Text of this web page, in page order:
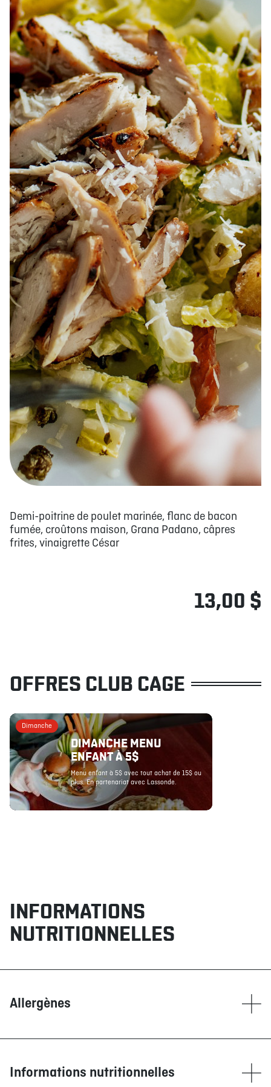
À PROPOS EMPLOIS EN ÉPICERIE BOUTIQUE
TRAITEUR ÉVÉNEMENTIEL NOUS JOINDRE
DONNER VOTRE OPINION
Demi-poitrine de poulet marinée, flanc de bacon
fumée, croûtons maison, Grana Padano, câpres
frites, vinaigrette César
13,00 $
OFFRES CLUB CAGE
Dimanche
DIMANCHE MENU
ENFANT À 5$
Menu enfant à 5$ avec tout achat de 15$ ou
plus. En partenariat avec Lassonde.
INFORMATIONS
NUTRITIONNELLES
Allergènes
Moutarde
Oeufs
Informations nutritionnelles